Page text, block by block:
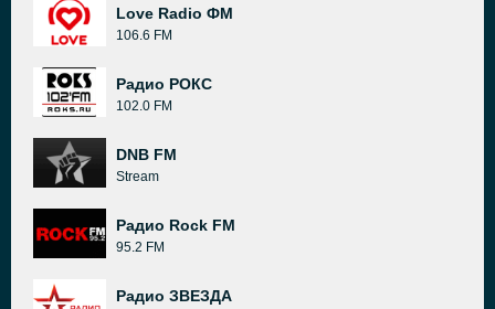
Love Radio ФМ
106.6 FM
Радио РОКС
102.0 FM
DNB FM
Stream
Радио Rock FM
95.2 FM
Радио ЗВЕЗДА